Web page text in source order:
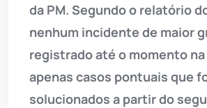
da PM. Segundo o relatório
nenhum incidente de maior
registrado até o momento
apenas casos pontuais que
solucionados a partir do